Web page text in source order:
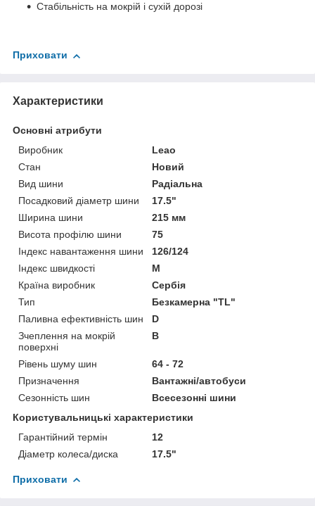
Стабільність на мокрій і сухій дорозі
Приховати
Характеристики
Основні атрибути
Виробник
Leao
Стан
Новий
Вид шини
Радіальна
Посадковий діаметр шини
17.5"
Ширина шини
215 мм
Висота профілю шини
75
Індекс навантаження шини
126/124
Індекс швидкості
M
Країна виробник
Сербія
Тип
Безкамерна "TL"
Паливна ефективність шин
D
Зчеплення на мокрій
поверхні
B
Рівень шуму шин
64 - 72
Призначення
Вантажні/автобуси
Сезонність шин
Всесезонні шини
Користувальницькі характеристики
Гарантійний термін
12
Діаметр колеса/диска
17.5"
Приховати